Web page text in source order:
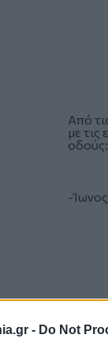
- Do Not
Από
με
οδούς:
-